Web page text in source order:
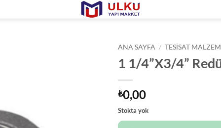
ANA SAYFA / TESISAT
1 1/4”X3/4”
₺0,00
Stokta yok